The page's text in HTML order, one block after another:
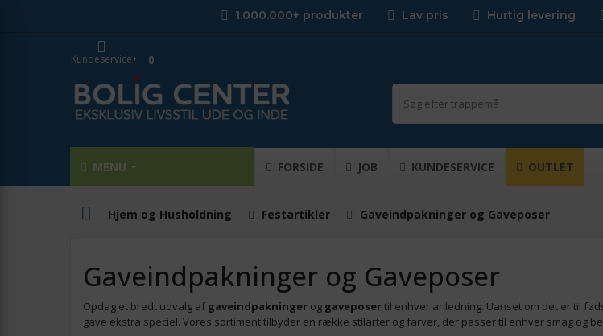
1.000.000+ produkter Lav pris Hurtig levering
Kundeservice 0
MENU FORSIDE JOB KUNDESERVICE OUTLET
Hjem og Husholdning Festartikler Gaveindpakninger og Gaveposer
Gaveindpakninger og Gaveposer
Opdag et bredt udvalg af gaveindpakninger og gaveposertil enhver anledning. Uanset om det er til
gave ekstra speciel. Vores sortiment tilbyder en række stilarter og farver, der passer til enhver smag og